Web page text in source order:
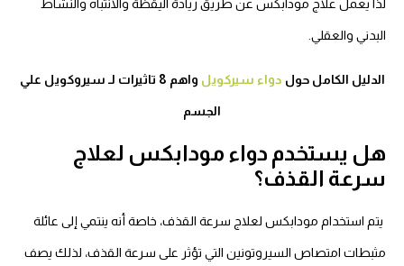
لذا يعمل علاج مودابكس عن طريق زيادة اليقظة والانتباه والنشاط
البدني والعقلي
الدليل الكامل حول دواء سيركويل واهم 8 تاثيرات لـ سيروكويل علي
الجسم
هل يستخدم دواء مودابكس لعلاج
سرعة القذف؟
يتم استخدام مودابكس لعلاج سرعة القذف، خاصة أنه ينتمي إلى عائلة
مثبطات امتصاص السيروتونين التي تؤثر على سرعة القذف، لذلك يصف